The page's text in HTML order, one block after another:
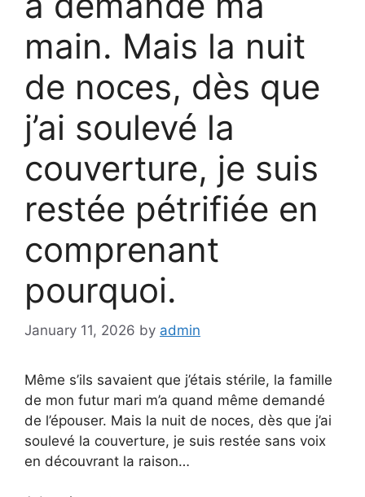
main. Mais la nuit
de noces, dès que
j’ai soulevé la
couverture, je suis
restée pétrifiée en
comprenant
pourquoi.
January 11, 2026 by admin
Même s’ils savaient que j’étais stérile, la famille
de mon futur mari m’a quand même demandé
de l’épouser. Mais la nuit de noces, dès que j’ai
soulevé la couverture, je suis restée sans voix
en découvrant la raison…